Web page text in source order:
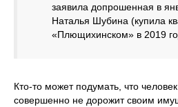
заявила допрошенная в
Наталья Шубина (купила
«Плющихинском» в 2019
Кто‑то может подумать, что
совершенно не дорожит своим